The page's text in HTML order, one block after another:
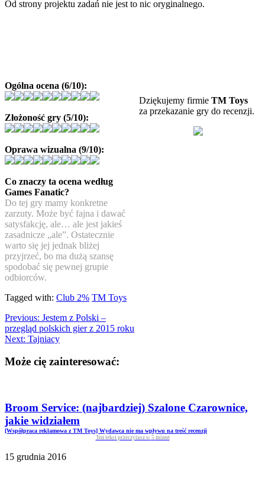
Od strony projektu zadań nie jest to nic oryginalnego.
Dziękujemy firmie TM Toys
za przekazanie gry do recenzji.
Ogólna ocena (6/10):
Złożoność gry (5/10):
Oprawa wizualna (9/10):
Co znaczy ta ocena według
Games Fanatic?
Do tej gry mamy konkretne
zarzuty. Może być fajna i dawać
satysfakcję, ale… ale jest jakieś
zasadnicze „ale”. Ostatecznie
warto się jej jednak bliżej
przyjrzeć, bo ma dużą szansę
spodobać się pewnej grupie
odbiorców.
Tagged with: Club 2% TM Toys
Previous: Jestem z Polski –
przegląd polskich gier z 2015 roku
Next: Tajniacy
Może cię zainteresować:
Broom Service: (najbardziej) Szalone Czarownice,
jakie widziałem
[Współpraca reklamowa z TM Toys] Wydawca nie ma wpływu na treść recenzji
Ten tekst przeczytasz w 5 minut
15 grudnia 2016